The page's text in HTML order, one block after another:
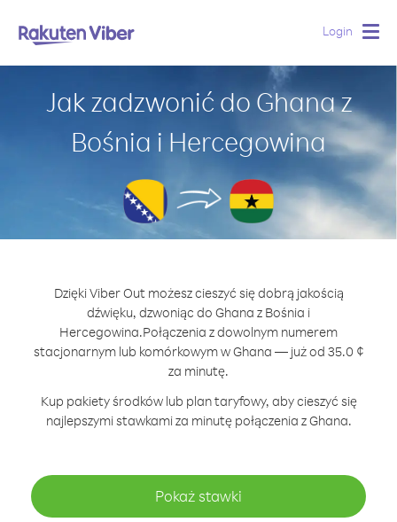
Login
Jak zadzwonić do Ghana z
Bośnia i Hercegowina
Dzięki Viber Out możesz cieszyć się dobrą jakością
dźwięku, dzwoniąc do Ghana z Bośnia i
Hercegowina.Połączenia z dowolnym numerem
stacjonarnym lub komórkowym w Ghana — już od 35.0 ¢
za minutę.
Kup pakiety środków lub plan taryfowy, aby cieszyć się
najlepszymi stawkami za minutę połączenia z Ghana.
Pokaż stawki